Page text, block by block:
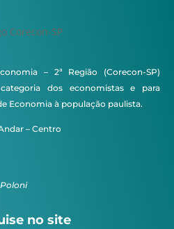
– 2ª Região (Corecon-SP)
dos economistas e para
Economia à população paulista.
– Centro
no site